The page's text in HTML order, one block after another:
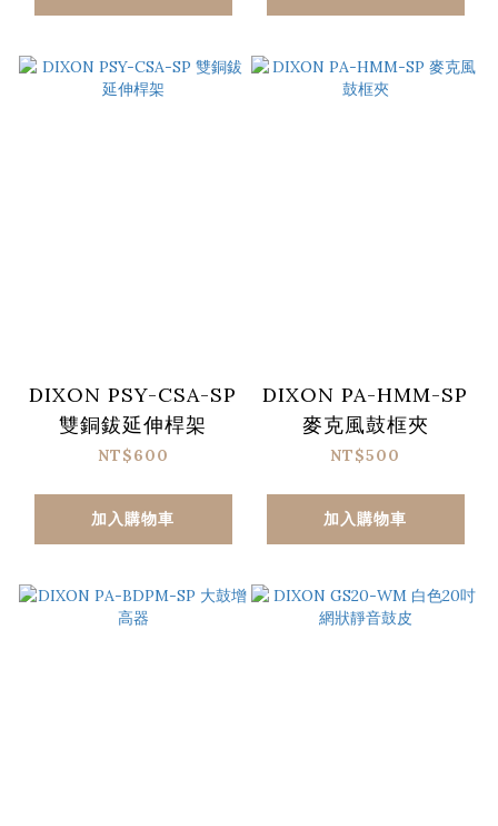
DIXON PSY-CSA-SP
雙銅鈸延伸桿架
NT$600
加入購物車
DIXON PA-HMM-SP
麥克風鼓框夾
NT$500
加入購物車